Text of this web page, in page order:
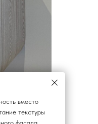
вместо
текстуры